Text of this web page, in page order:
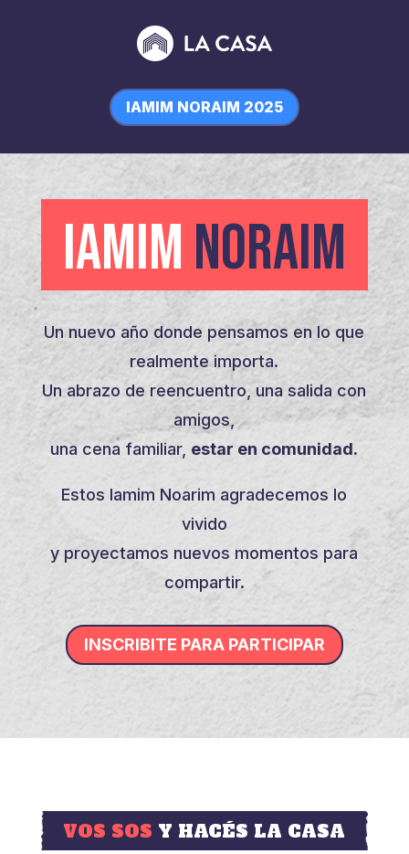
IAMIM NORAIM 2025
IAMIM NORAIM
Un nuevo año donde pensamos en lo que
realmente importa.
Un abrazo de reencuentro, una salida con
amigos,
una cena familiar, estar en comunidad.
Estos Iamim Noarim agradecemos lo
vivido
y proyectamos nuevos momentos para
compartir.
INSCRIBITE PARA PARTICIPAR
VOS SOS Y HACÉS LA CASA